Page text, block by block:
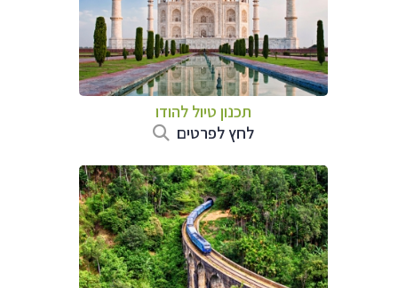
תכנון טיול להודו
לחץ לפרטים